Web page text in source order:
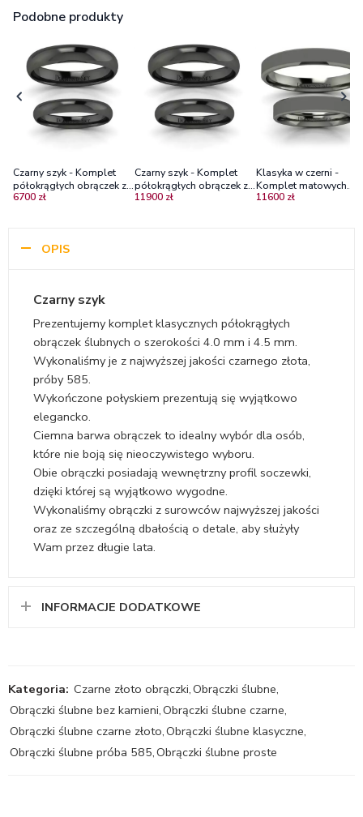
Podobne produkty
Czarny szyk - Komplet
półokrągłych obrączek z
czarnego złota, 4.0 mm
6700 zł
Czarny szyk - Komplet
półokrągłych obrączek z
czarnego złota, 3.5 mm
11900 zł
Klasyka w czerni -
Komplet matowych
obrączek z czarnego
11600 zł
OPIS
Czarny szyk
Prezentujemy komplet klasycznych półokrągłych
obrączek ślubnych o szerokości 4.0 mm i 4.5 mm.
Wykonaliśmy je z najwyższej jakości czarnego złota,
próby 585.
Wykończone połyskiem prezentują się wyjątkowo
elegancko.
Ciemna barwa obrączek to idealny wybór dla osób,
które nie boją się nieoczywistego wyboru.
Obie obrączki posiadają wewnętrzny profil soczewki,
dzięki której są wyjątkowo wygodne.
Wykonaliśmy obrączki z surowców najwyższej jakości
oraz ze szczególną dbałością o detale, aby służyły
Wam przez długie lata.
INFORMACJE DODATKOWE
Kategoria: Czarne złoto obrączki,Obrączki ślubne,
Obrączki ślubne bez kamieni,Obrączki ślubne czarne,
Obrączki ślubne czarne złoto,Obrączki ślubne klasyczne,
Obrączki ślubne próba 585,Obrączki ślubne proste